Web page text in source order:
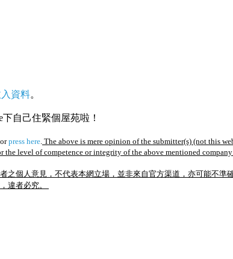
資料。
自己住緊個屋苑啦！
press here. The above is mere opinion of the submitter(s) (not this
level of competence or integrity of the above mentioned
之個人意見，不代表本網立場，並非來自官方渠道，亦可能不
違者必究。